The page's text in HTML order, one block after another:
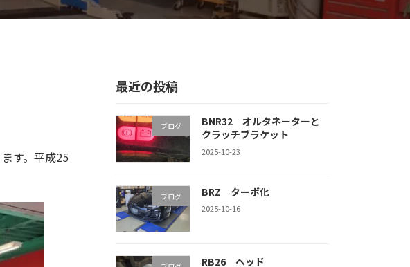
す。平成25
最近の投稿
ブログ
BNR32 オルタネーターと
クラッチブラケット
2025-10-23
ブログ BRZ ターボ化
2025-10-16
RB26 ヘッド